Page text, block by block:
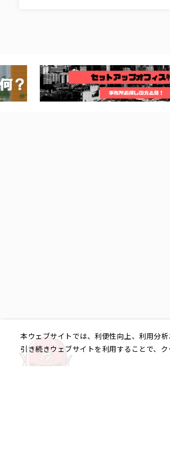
本ウェブサイトでは、利便性向上、利用分
引き続きウェブサイトを利用することで、